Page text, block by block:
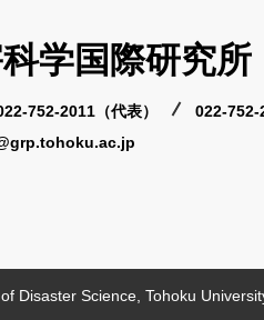
学国際研究所
752-2011（代表）
022-752-
Disaster Science, Tohoku